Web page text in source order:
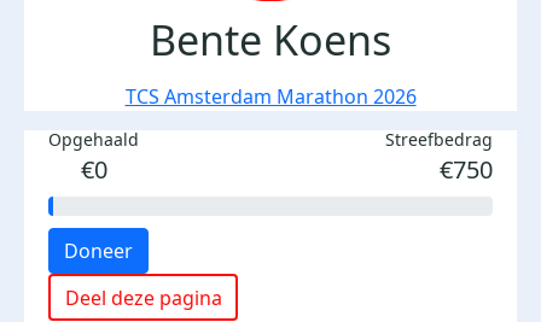
Bente Koens
TCS Amsterdam Marathon 2026
Opgehaald
€0
Streefbedrag
€750
Doneer
Deel deze pagina